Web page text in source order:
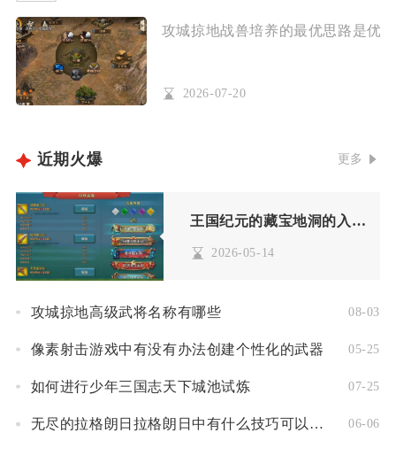
攻城掠地战兽培养的最优思路是优
2026-07-20
近期火爆 更多
王国纪元的藏宝地洞的入口在哪里
2026-05-14
攻城掠地高级武将名称有哪些 08-03
像素射击游戏中有没有办法创建个性化的武器 05-25
如何进行少年三国志天下城池试炼 07-25
无尽的拉格朗日拉格朗日中有什么技巧可以增加矿石获取量 06-06